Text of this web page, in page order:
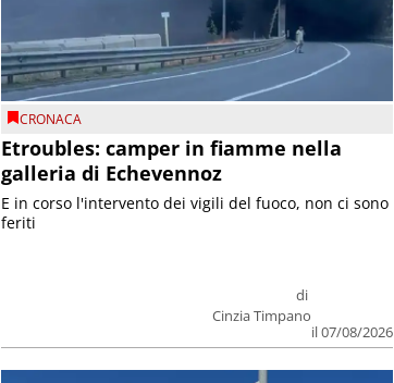
CRONACA
Etroubles: camper in fiamme nella
galleria di Echevennoz
di
Cinzia Timpano
il 07/08/2026
E in corso l'intervento dei vigili del fuoco, non ci sono
feriti